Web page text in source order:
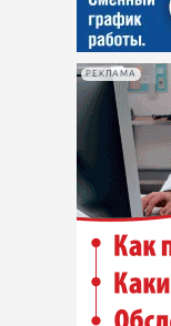
РЕКЛАМА